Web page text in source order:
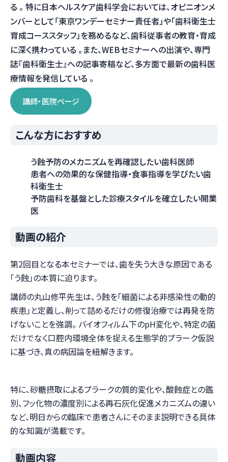
る 。 特に日本ヘルスケア歯科学会においては、オピニオンメ
ンバーとして「東京ワンデーセミナー責任者」や「歯科衛生士
育成コーススタッフ」を務めるなど、歯科従事者の教育・育成
に深く携わっている 。また、WEBセミナーへの出演や、専門
誌『歯科衛生士』への記事寄稿など、多方面で最新の歯科医
療情報を発信している 。
講師・医院ページ
こんな方におすすめ
う蝕予防のメカニズムを再確認したい歯科医師
患者への効果的な保健指導・食事指導を学びたい歯
科衛生士
予防歯科を基盤とした診療スタイルを確立したい開業
医
動画の紹介
第2回目となる本セミナーでは、歯を失う大きな原因である
「う蝕」の本質に迫ります。
講師の丸山修平先生は、う蝕を「細菌による非感染性の動的
疾患」と定義し、削って詰めるだけの修復治療では再発を防
げないことを強調。 バイオフィルム下のpH変化や、特定の菌
だけでなく口腔内環境全体を捉える生態学的プラーク仮説
に基づき、真の病因論を紐解きます。
特に、砂糖摂取によるプラークの質的変化や、酸蝕症との鑑
別、フッ化物の濃度別による再石灰化促進メカニズムの違い
など、明日からの臨床で患者さんにそのまま説明できる具体
的な知識が満載です。
動画内容